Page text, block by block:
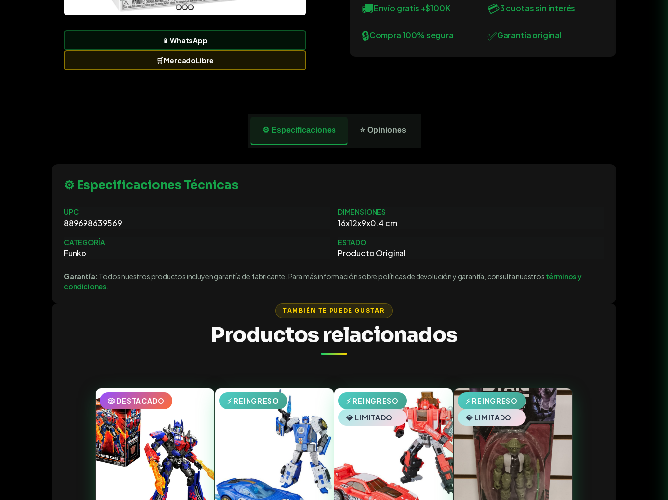
📱WhatsApp
🛒MercadoLibre
🚚Envío gratis +$100K 💳3 cuotas sin interés
🔒Compra 100% segura ✅Garantía original
⚙️ Especificaciones ⭐ Opiniones
⚙️ Especificaciones Técnicas
UPC
889698639569
DIMENSIONES
16x12x9x0.4 cm
CATEGORÍA
Funko
ESTADO
Producto Original
Garantía: Todos nuestros productos incluyen garantía del fabricante. Para más información sobre políticas de devolución y garantía, consulta nuestros términos y
condiciones
TAMBIÉN TE PUEDE GUSTAR
Productos relacionados
🎲 DESTACADO ⚡ REINGRESO
⚡ REINGRESO
💎 LIMITADO
⚡ REINGRESO
💎 LIMITADO